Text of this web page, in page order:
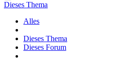
Dieses Thema
Alles
Dieses Thema
Dieses Forum